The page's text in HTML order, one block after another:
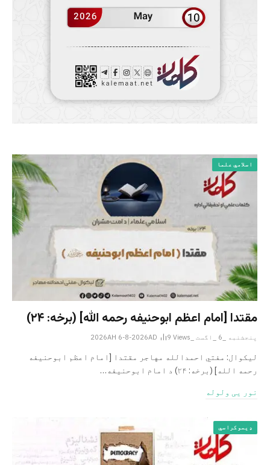
اسلامي علما
مقتدا [امام اعظم ابوحنیفه رحمه الله‎] (برخه: ۲۴)
پنجشنبه _6 _اگست _2026AH 6-8-2026AD 9 Views
لیکوال: مفتي احمدالله مهاجر مقتدا [امام اعظم ابوحنیفه
رحمه الله‎] (برخه: ۲۴) د امام ابوحنيفه…
نور یی ولوله
ډیموکراسي